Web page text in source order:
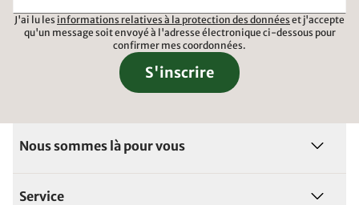
J'ai lu les informations relatives à la protection des données et j'accepte
qu'un message soit envoyé à l'adresse électronique ci-dessous pour
confirmer mes coordonnées.
S'inscrire
Nous sommes là pour vous
Service